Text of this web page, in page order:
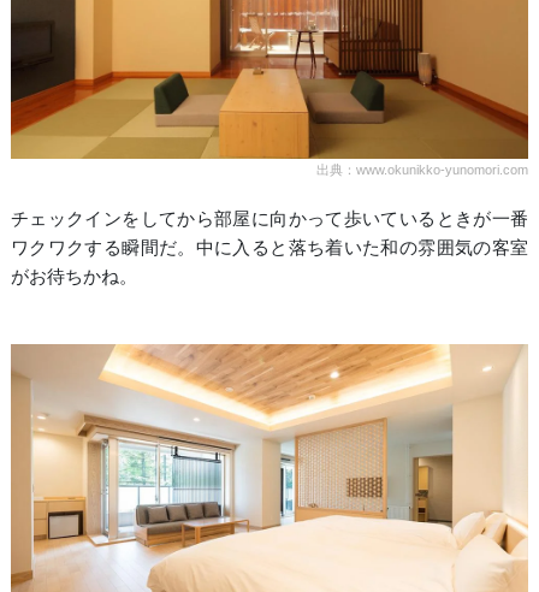
出典：www.okunikko-yunomori.com
チェックインをしてから部屋に向かって歩いているときが一番
ワクワクする瞬間だ。中に入ると落ち着いた和の雰囲気の客室
がお待ちかね。